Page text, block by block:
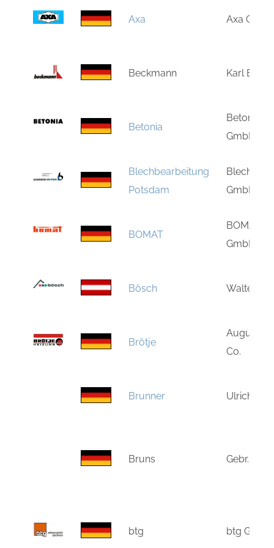
Axa Axa
Beckmann Karl
Betonia
Betonia
GmbH
Blechbearbeitung
Potsdam
GmbH
BOMAT
BOMAT
GmbH
Bösch Walter
Brötje
August
Co.
Brunner Ulrich
Bruns Gebr.
btg btg